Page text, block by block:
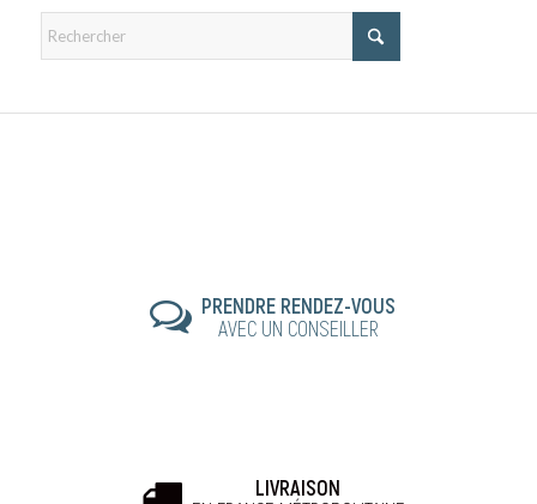
PRENDRE RENDEZ-VOUS
AVEC UN CONSEILLER
LIVRAISON